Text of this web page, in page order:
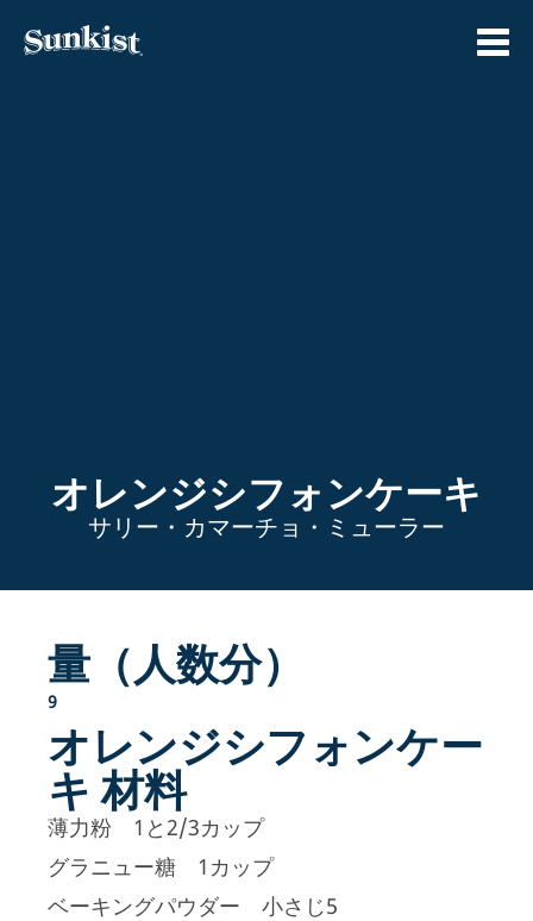
オレンジシフォンケーキ
サリー・カマーチョ・ミューラー
量（人数分）
9
オレンジシフォンケー
キ 材料
薄力粉 1と2/3カップ
グラニュー糖 1カップ
ベーキングパウダー 小さじ5